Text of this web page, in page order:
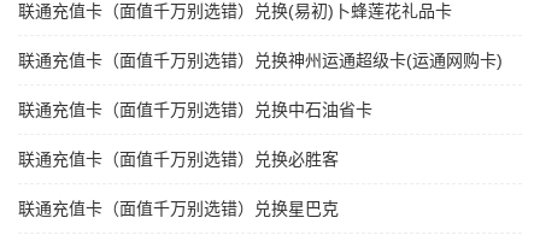
联通充值卡（面值千万别选错）兑换(易初)卜蜂莲花礼品卡
联通充值卡（面值千万别选错）兑换神州运通超级卡(运通网购卡)
联通充值卡（面值千万别选错）兑换中石油省卡
联通充值卡（面值千万别选错）兑换必胜客
联通充值卡（面值千万别选错）兑换星巴克